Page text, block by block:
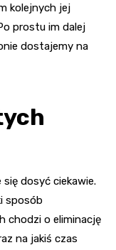
kolejnych jej
prostu im dalej
dostajemy na
dosyć ciekawie.
sposób
chodzi o eliminację
na jakiś czas